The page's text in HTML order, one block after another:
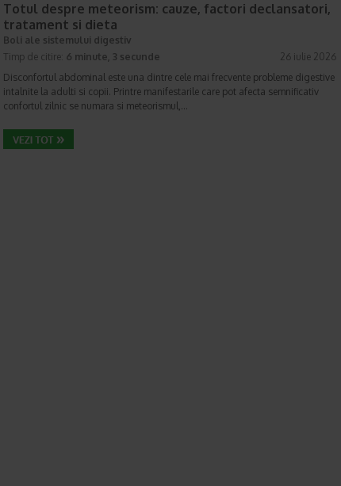
Totul despre meteorism: cauze, factori declansatori,
tratament si dieta
Boli ale sistemului digestiv
Timp de citire: 6 minute, 3 secunde
26 iulie 2026
Disconfortul abdominal este una dintre cele mai frecvente probleme digestive
intalnite la adulti si copii. Printre manifestarile care pot afecta semnificativ
confortul zilnic se numara si meteorismul,…